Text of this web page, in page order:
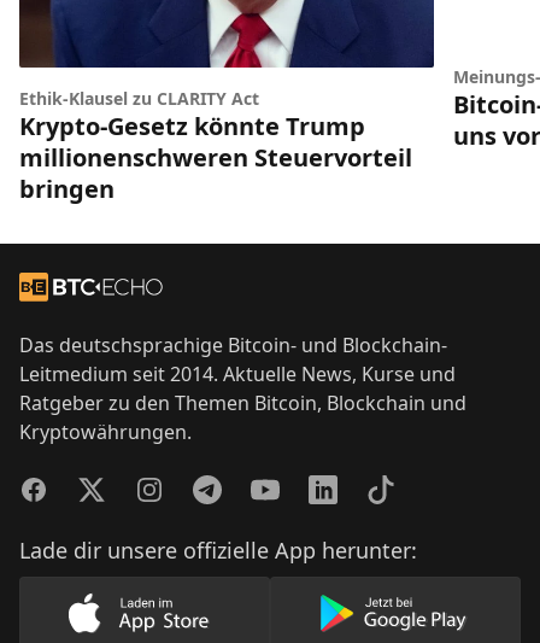
Ethik-Klausel zu CLARITY Act
Krypto-Gesetz könnte Trump
millionenschweren Steuervorteil
bringen
uns
Zur Startseite
Das deutschsprachige Bitcoin- und Blockchain-
Leitmedium seit 2014. Aktuelle News, Kurse und
Ratgeber zu den Themen Bitcoin, Blockchain und
Kryptowährungen.
FacebookTwitterInstagramTelegramYouTubeLinkedInTikTok
Lade dir unsere offizielle App herunter:
Lade unsere App im AppStore herunter
Lade unsere